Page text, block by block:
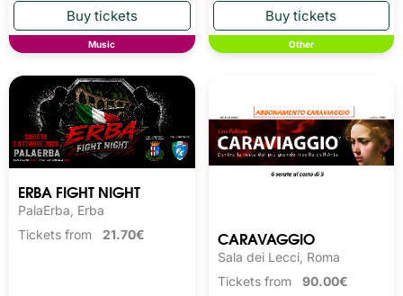
Music Other
ERBA FIGHT NIGHT
PalaErba, Erba
Tickets from 21.70€ CARAVAGGIO
Sala dei Lecci, Roma
Tickets from 90.00€